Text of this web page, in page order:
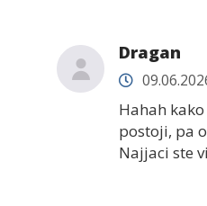
Dragan
Hahah
postoji, pa
Najjaci ste